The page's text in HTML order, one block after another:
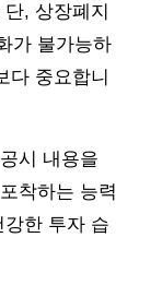
, 상장폐지
가 불가능하
다 중요합니
시 내용을
착하는 능력
한 투자 습